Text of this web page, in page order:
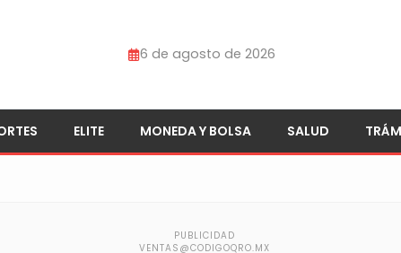
6 de agosto de 2026
ELITE MONEDA Y BOLSA SALUD